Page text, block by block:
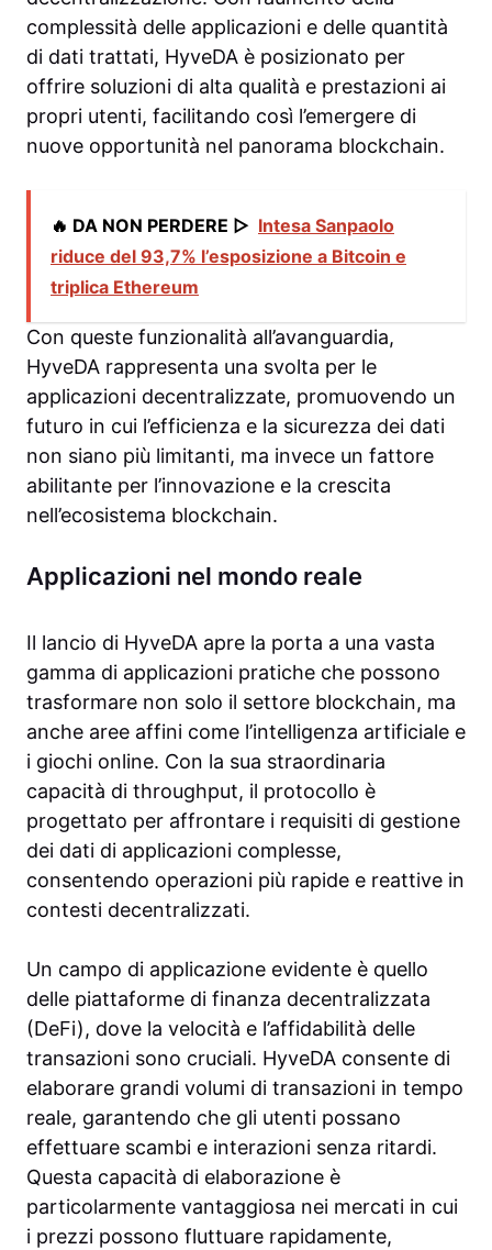
complessità delle applicazioni e delle quantità
di dati trattati, HyveDA è posizionato per
offrire soluzioni di alta qualità e prestazioni ai
propri utenti, facilitando così l’emergere di
nuove opportunità nel panorama blockchain.
🔥 DA NON PERDERE ▷ Intesa Sanpaolo
riduce del 93,7% l’esposizione a Bitcoin e
triplica Ethereum
Con queste funzionalità all’avanguardia,
HyveDA rappresenta una svolta per le
applicazioni decentralizzate, promuovendo un
futuro in cui l’efficienza e la sicurezza dei dati
non siano più limitanti, ma invece un fattore
abilitante per l’innovazione e la crescita
nell’ecosistema blockchain.
Applicazioni nel mondo reale
Il lancio di HyveDA apre la porta a una vasta
gamma di applicazioni pratiche che possono
trasformare non solo il settore blockchain, ma
anche aree affini come l’intelligenza artificiale e
i giochi online. Con la sua straordinaria
capacità di throughput, il protocollo è
progettato per affrontare i requisiti di gestione
dei dati di applicazioni complesse,
consentendo operazioni più rapide e reattive in
contesti decentralizzati.
Un campo di applicazione evidente è quello
delle piattaforme di finanza decentralizzata
(DeFi), dove la velocità e l’affidabilità delle
transazioni sono cruciali. HyveDA consente di
elaborare grandi volumi di transazioni in tempo
reale, garantendo che gli utenti possano
effettuare scambi e interazioni senza ritardi.
Questa capacità di elaborazione è
particolarmente vantaggiosa nei mercati in cui
i prezzi possono fluttuare rapidamente,